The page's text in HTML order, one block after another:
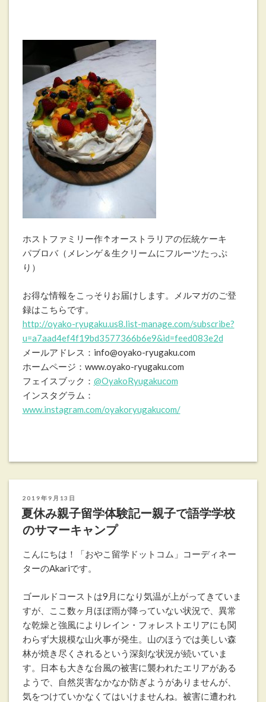
ホストファミリー作↑オーストラリアの伝統ケーキ
パブロバ（メレンゲ＆生クリームにフルーツたっぷ
り）
お得な情報をこっそりお届けします。メルマガのご登
録はこちらです。
http://oyako-ryugaku.us8.list-manage.com/subscribe?
u=a7aad4ef4f19bd3577366b6e9&id=feed083e2d
メールアドレス：info@oyako-ryugaku.com
ホームページ：www.oyako-ryugaku.com
フェイスブック： @OyakoRyugakucom
インスタグラム：
www.instagram.com/oyakoryugakucom/
投
稿
日:
2019年9月13日
夏休み親子留学体験記ー親子で語学学校
のサマーキャンプ
こんにちは！「おやこ留学ドットコム」コーディネー
ターのAkariです。
ゴールドコーストは9月になり気温が上がってきていま
すが、ここ数ヶ月ほぼ雨が降っていない状況で、異常
な乾燥と強風によりレイン・フォレストエリアにも関
わらず大規模な山火事が発生。山のほうでは美しい森
林が焼き尽くされるという深刻な状況が続いていま
す。日本も大きな台風の被害に襲われたエリアがある
ようで、自然災害なかなか防ぎようがありませんが、
気をつけていかなくてはいけませんね。被害に遭われ